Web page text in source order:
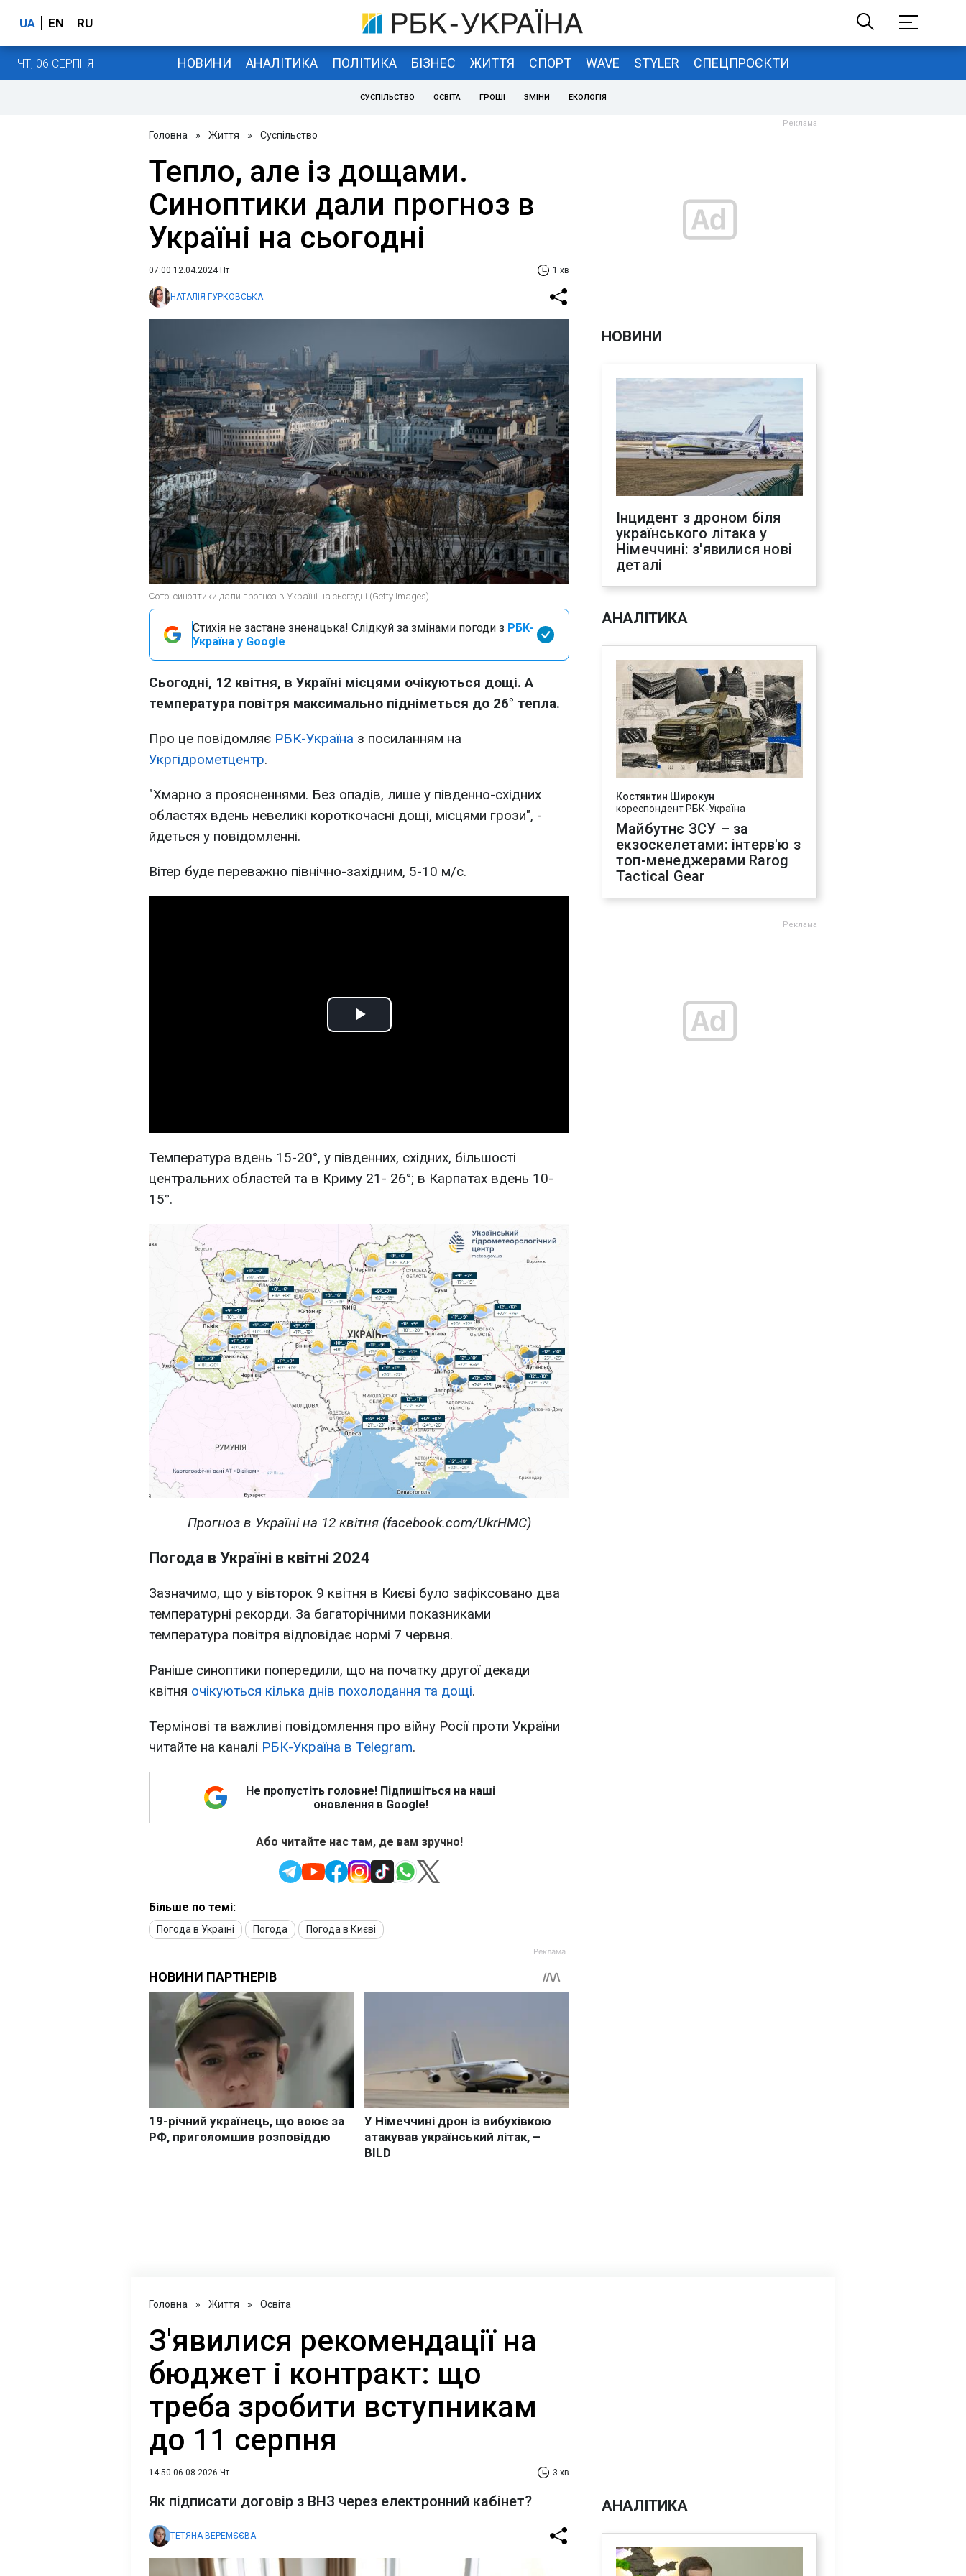
UA EN RU
ЧТ, 06 СЕРПНЯ НОВИНИ АНАЛІТИКА ПОЛІТИКА БІЗНЕС ЖИТТЯ СПОРТ WAVE STYLER СПЕЦПРОЄКТИ
СУСПІЛЬСТВО ОСВІТА ГРОШІ ЗМІНИ ЕКОЛОГІЯ
Головна » Життя » Суспільство
Тепло, але із дощами.
Синоптики дали прогноз в
Україні на сьогодні
07:00 12.04.2024 Пт 1 хв
НАТАЛІЯ ГУРКОВСЬКА
Фото: синоптики дали прогноз в Україні на сьогодні (Getty Images)
Стихія не застане зненацька! Слідкуй за змінами погоди з РБК-
Україна у Google
Сьогодні, 12 квітня, в Україні місцями очікуються дощі. А
температура повітря максимально підніметься до 26° тепла.
Про це повідомляє РБК-Україна з посиланням на
Укргідрометцентр.
"Хмарно з проясненнями. Без опадів, лише у південно-східних
областях вдень невеликі короткочасні дощі, місцями грози", -
йдеться у повідомленні.
Вітер буде переважно північно-західним, 5-10 м/с.
Play
Температура вдень 15-20°, у південних, східних, більшості
центральних областей та в Криму 21- 26°; в Карпатах вдень 10-
15°.
Прогноз в Україні на 12 квітня (facebook.com/UkrHMC)
Погода в Україні в квітні 2024
Зазначимо, що у вівторок 9 квітня в Києві було зафіксовано два
температурні рекорди. За багаторічними показниками
температура повітря відповідає нормі 7 червня.
Раніше синоптики попередили, що на початку другої декади
квітня очікуються кілька днів похолодання та дощі.
Термінові та важливі повідомлення про війну Росії проти України
читайте на каналі РБК-Україна в Telegram.
Не пропустіть головне! Підпишіться на наші
оновлення в Google!
Або читайте нас там, де вам зручно!
Більше по темі:
Погода в Україні Погода Погода в Києві
НОВИНИ
Інцидент з дроном біля
українського літака у
Німеччині: з'явилися нові
деталі
АНАЛІТИКА
Костянтин Широкун
кореспондент РБК-Україна
Майбутнє ЗСУ – за
екзоскелетами: інтерв'ю з
топ-менеджерами Rarog
Tactical Gear
Головна » Життя » Освіта
З'явилися рекомендації на
бюджет і контракт: що
треба зробити вступникам
до 11 серпня
14:50 06.08.2026 Чт 3 хв
Як підписати договір з ВНЗ через електронний кабінет?
ТЕТЯНА ВЕРЕМЄЄВА
АНАЛІТИКА